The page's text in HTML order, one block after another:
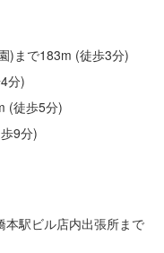
)まで183m (徒歩3分)
分)
(徒歩5分)
9分)
本駅ビル店内出張所まで